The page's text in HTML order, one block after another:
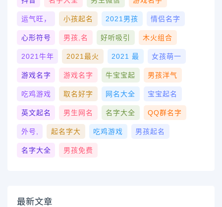
运气旺， 小孩起名 2021男孩 情侣名字
心形符号 男孩,名 好听吸引 木火组合
2021牛年 2021最火 2021 最 女孩萌一
游戏名字 游戏名字 牛宝宝起 男孩洋气
吃鸡游戏 取名好字 网名大全 宝宝起名
英文起名 男生网名 名字大全 QQ群名字
外号, 起名字大 吃鸡游戏 男孩起名
名字大全 男孩免费
最新文章